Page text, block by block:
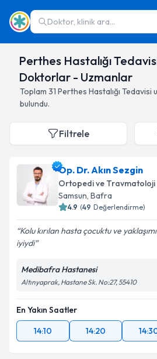
Doktor, klinik ara...
Perthes Hastalığı
Doktorlar - Uzmanlar
Toplam 31 Perthes Hastalığı Tedavisi
bulundu.
Filtrele
Op. Dr. Akın Sezgin
Ortopedi ve Travmatoloji
Samsun, Bafra
4.9 (49 Değerlendirme)
Kolu kırılan hasta çocuktu ve
iyiydi
Medibafra Hastanesi
Altınyaprak, Hastane Sk. No:27, 55410
En Yakın Saatler
14:10
14:20